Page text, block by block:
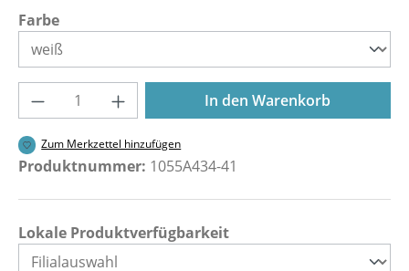
Farbeauswählen
Produkt Anzahl: Gib den gewünschten
In den Warenkorb
Zum Merkzettel hinzufügen
Produktnummer: 1055A434-41
Lokale Produktverfügbarkeit